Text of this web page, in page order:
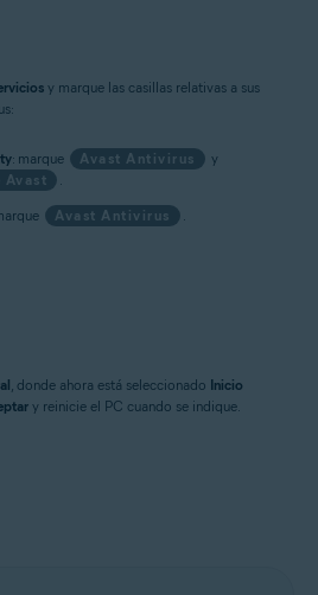
y marque las casillas relativas a sus
: marque Avast Antivirus
y
Avast
.
Avast Antivirus .
, donde ahora está seleccionado Inicio
y reinicie el PC cuando se indique.